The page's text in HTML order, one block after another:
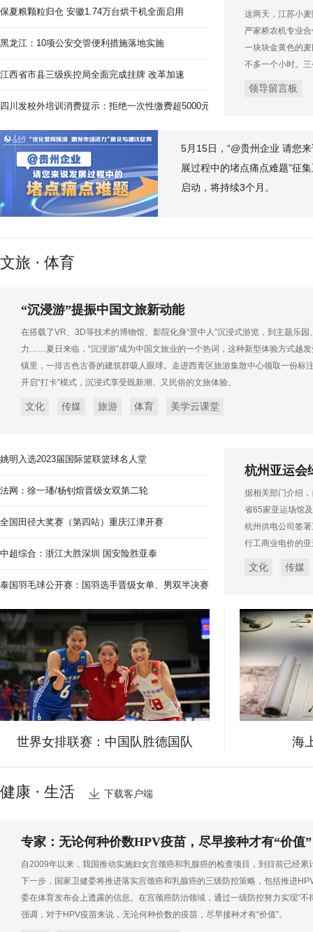
这两天，江苏小
严家桥农机专业
一块块金黄色的
不多一个小时。
领导留言板
保夏粮颗粒归仓 安徽1.74万台烘干机全面启用
黑龙江：10项公安交管便利措施落地实施
江西省市县三级疾控局全面完成挂牌 改革加速
四川发校外培训消费提示：拒绝一次性缴费超5000元
5月15日，“@贵州企业 请您
展过程中的堵点痛点难题”征
启动，将持续3个月。
文旅 · 体育
“沉浸游”提振中国文旅新动能
在搭载了VR、3D等技术的博物馆、影院化身“景中人”沉浸式游览，到主题乐
力……夏日来临，“沉浸游”成为中国文旅业的一个热词，这种新型体验方式越
镇里，一排古色古香的建筑群吸人眼球。走进西青区旅游集散中心领取一份标
开启“打卡”模式，沉浸式享受既新潮、又民俗的文旅体验。
文化 传媒 旅游 体育 美学云课堂
杭州亚运会
据相关部门介绍
省65家亚运场馆
杭州供电公司签
行工商业电价的
文化 传媒
姚明入选2023届国际篮联篮球名人堂
法网：徐一璠/杨钊煊晋级女双第二轮
全国田径大奖赛（第四站）重庆江津开赛
中超综合：浙江大胜深圳 国安险胜亚泰
泰国羽毛球公开赛：国羽选手晋级女单、男双半决赛
世界女排联赛：中国队胜德国队 海
健康 · 生活 下载客户端
专家：无论何种价数HPV疫苗，尽早接种才有“价值”
自2009年以来，我国推动实施妇女宫颈癌和乳腺癌的检查项目，到目前已经
下一步，国家卫健委将推进落实宫颈癌和乳腺癌的三级防控策略，包括推进
委在体育发布会上透露的信息。在宫颈癌防治领域，通过一级防控努力实现“不
强调，对于HPV疫苗来说，无论何种价数的疫苗，尽早接种才有“价值”。